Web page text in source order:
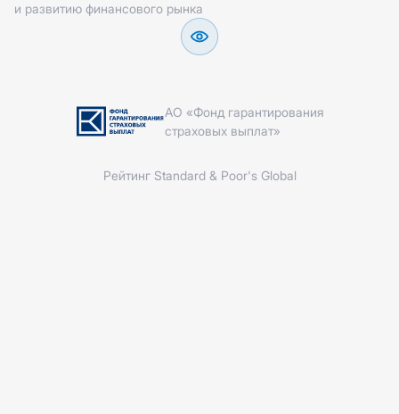
и развитию финансового рынка
АО «Фонд гарантирования
страховых выплат»
Рейтинг Standard & Poor's Global